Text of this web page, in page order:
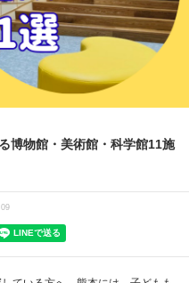
博物館・美術館・科学館11施